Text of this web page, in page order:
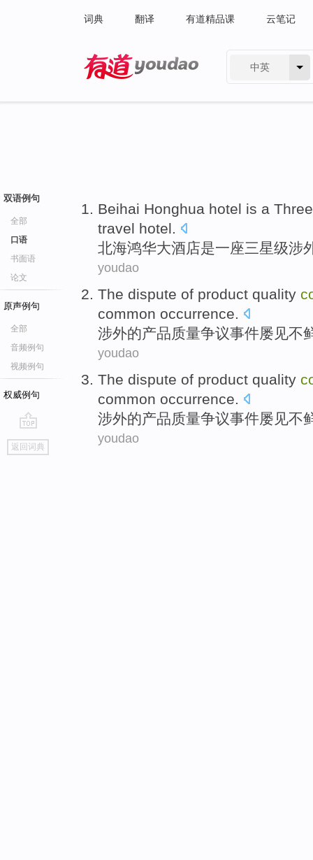
词典 翻译 有道精品课 云笔记
中英
双语例句
全部
口语
书面语
论文
原声例句
全部
音频例句
视频例句
权威例句
go
top
返回词典
Beihai Honghua hotel is a
travel hotel.
北海鸿华大酒店是一座三星级涉
youdao
The dispute of product quality
common occurrence.
涉外的产品质量争议事件屡见不
youdao
The dispute of product quality
common occurrence
涉外的产品质量争议事件屡见不
youdao